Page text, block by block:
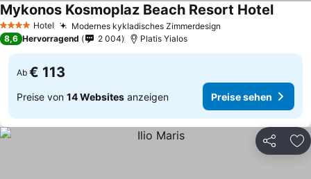
4 Sterne Hotel Modernes kykladisches Zimmerdesign
Mykonos Kosmoplaz Beach Resort HotelPreise
8,6 Hervorragend 2 004 Platis Yialos
Ab € 113
Preise von 14 Websites anzeigen Preise sehen
Teilen